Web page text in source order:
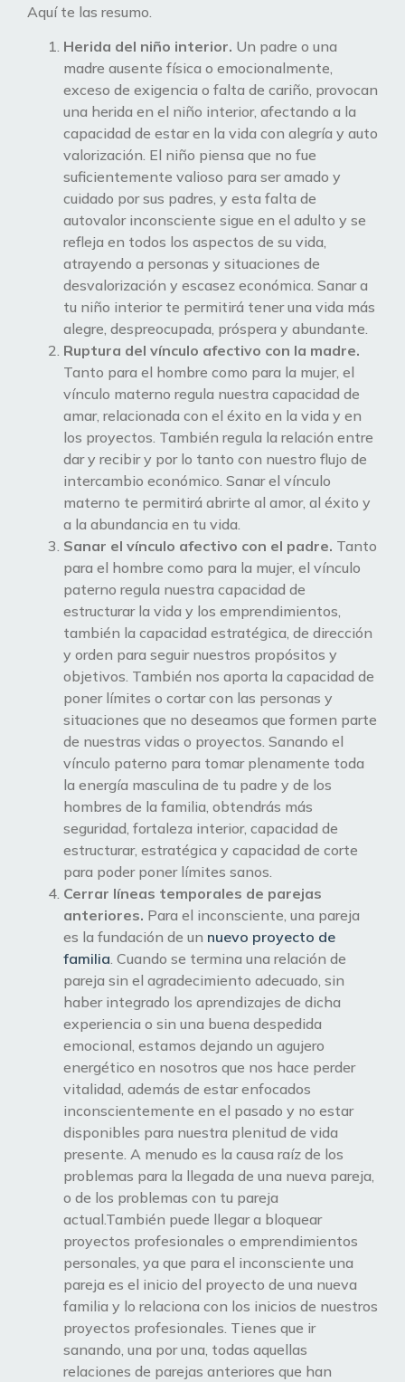
Aquí te las resumo.
Herida del niño interior. Un padre o una
madre ausente física o emocionalmente,
exceso de exigencia o falta de cariño, provocan
una herida en el niño interior, afectando a la
capacidad de estar en la vida con alegría y auto
valorización. El niño piensa que no fue
suficientemente valioso para ser amado y
cuidado por sus padres, y esta falta de
autovalor inconsciente sigue en el adulto y se
refleja en todos los aspectos de su vida,
atrayendo a personas y situaciones de
desvalorización y escasez económica. Sanar a
tu niño interior te permitirá tener una vida más
alegre, despreocupada, próspera y abundante.
Ruptura del vínculo afectivo con la madre.
Tanto para el hombre como para la mujer, el
vínculo materno regula nuestra capacidad de
amar, relacionada con el éxito en la vida y en
los proyectos. También regula la relación entre
dar y recibir y por lo tanto con nuestro flujo de
intercambio económico. Sanar el vínculo
materno te permitirá abrirte al amor, al éxito y
a la abundancia en tu vida.
Sanar el vínculo afectivo con el padre. Tanto
para el hombre como para la mujer, el vínculo
paterno regula nuestra capacidad de
estructurar la vida y los emprendimientos,
también la capacidad estratégica, de dirección
y orden para seguir nuestros propósitos y
objetivos. También nos aporta la capacidad de
poner límites o cortar con las personas y
situaciones que no deseamos que formen parte
de nuestras vidas o proyectos. Sanando el
vínculo paterno para tomar plenamente toda
la energía masculina de tu padre y de los
hombres de la familia, obtendrás más
seguridad, fortaleza interior, capacidad de
estructurar, estratégica y capacidad de corte
para poder poner límites sanos.
Cerrar líneas temporales de parejas
anteriores. Para el inconsciente, una pareja
es la fundación de un nuevo proyecto de
familia . Cuando se termina una relación de
pareja sin el agradecimiento adecuado, sin
haber integrado los aprendizajes de dicha
experiencia o sin una buena despedida
emocional, estamos dejando un agujero
energético en nosotros que nos hace perder
vitalidad, además de estar enfocados
inconscientemente en el pasado y no estar
disponibles para nuestra plenitud de vida
presente. A menudo es la causa raíz de los
problemas para la llegada de una nueva pareja,
o de los problemas con tu pareja
actual.También puede llegar a bloquear
proyectos profesionales o emprendimientos
personales, ya que para el inconsciente una
pareja es el inicio del proyecto de una nueva
familia y lo relaciona con los inicios de nuestros
proyectos profesionales. Tienes que ir
sanando, una por una, todas aquellas
relaciones de parejas anteriores que han